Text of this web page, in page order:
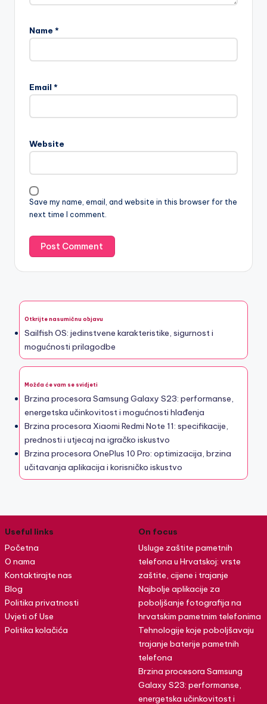
Name *
Email *
Website
Save my name, email, and website in this browser for the
next time I comment.
Otkrijte nasumičnu objavu
Sailfish OS: jedinstvene karakteristike, sigurnost i
mogućnosti prilagodbe
Možda će vam se svidjeti
Brzina procesora Samsung Galaxy S23: performanse,
energetska učinkovitost i mogućnosti hlađenja
Brzina procesora Xiaomi Redmi Note 11: specifikacije,
prednosti i utjecaj na igračko iskustvo
Brzina procesora OnePlus 10 Pro: optimizacija, brzina
učitavanja aplikacija i korisničko iskustvo
Useful links
Početna
O nama
Kontaktirajte nas
Blog
Politika privatnosti
Uvjeti of Use
Politika kolačića
On focus
Usluge zaštite pametnih
telefona u Hrvatskoj: vrste
zaštite, cijene i trajanje
Najbolje aplikacije za
poboljšanje fotografija na
hrvatskim pametnim telefonima
Tehnologije koje poboljšavaju
trajanje baterije pametnih
telefona
Brzina procesora Samsung
Galaxy S23: performanse,
energetska učinkovitost i